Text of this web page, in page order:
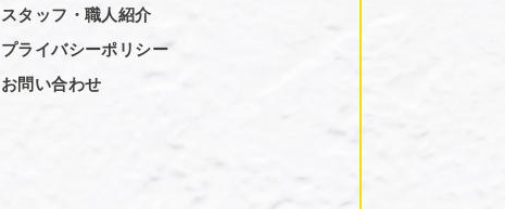
スタッフ・職人紹介
プライバシーポリシー
お問い合わせ